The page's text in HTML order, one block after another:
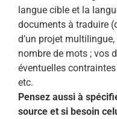
langue cible et la
documents à traduire
d’un projet multilingue,
nombre de mots ; vos
éventuelles
etc.
Pensez aussi à
source et si besoin